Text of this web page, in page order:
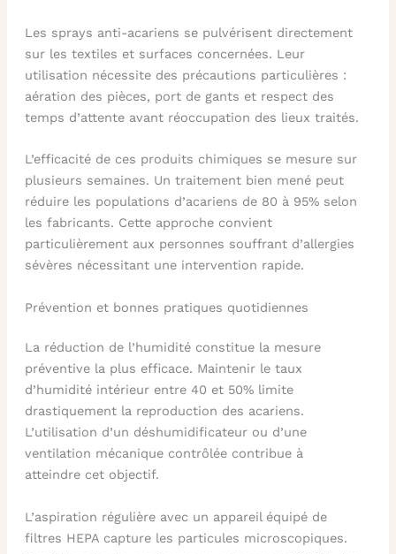
Les sprays anti-acariens se pulvérisent directement
sur les textiles et surfaces concernées. Leur
utilisation nécessite des précautions particulières :
aération des pièces, port de gants et respect des
temps d’attente avant réoccupation des lieux traités.
L’efficacité de ces produits chimiques se mesure sur
plusieurs semaines. Un traitement bien mené peut
réduire les populations d’acariens de 80 à 95% selon
les fabricants. Cette approche convient
particulièrement aux personnes souffrant d’allergies
sévères nécessitant une intervention rapide.
Prévention et bonnes pratiques quotidiennes
La réduction de l’humidité constitue la mesure
préventive la plus efficace. Maintenir le taux
d’humidité intérieur entre 40 et 50% limite
drastiquement la reproduction des acariens.
L’utilisation d’un déshumidificateur ou d’une
ventilation mécanique contrôlée contribue à
atteindre cet objectif.
L’aspiration régulière avec un appareil équipé de
filtres HEPA capture les particules microscopiques.